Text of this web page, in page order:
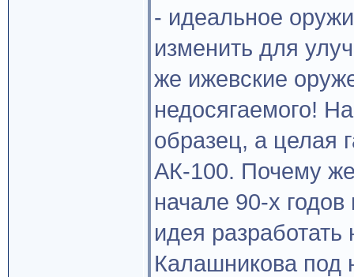
- идеальное
изменить для
же ижевские
недосягаемого!
образец, а целая
АК-100. Почему
начале 90-х
идея
Калашникова под